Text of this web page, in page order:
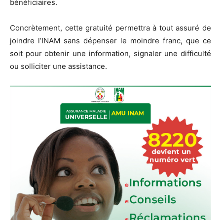
bénéficiaires.
Concrètement, cette gratuité permettra à tout assuré de
joindre l’INAM sans dépenser le moindre franc, que ce
soit pour obtenir une information, signaler une difficulté
ou solliciter une assistance.